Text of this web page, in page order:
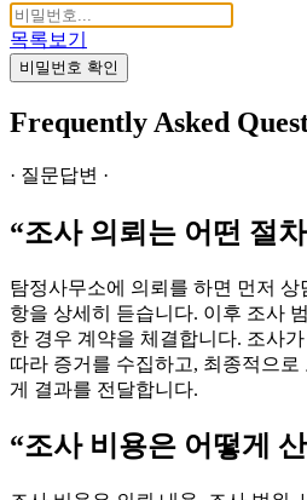
목록보기
비밀번호 확인
Frequently Asked
· 질문답변 ·
“조사 의뢰는 어떤 절
탐정사무소에 의뢰를 하면 먼저
항을 상세히 듣습니다. 이후 조사
한 경우 계약을 체결합니다. 조사
따라 증거를 수집하고, 최종적으로
게 결과를 전달합니다.
“조사 비용은 어떻게